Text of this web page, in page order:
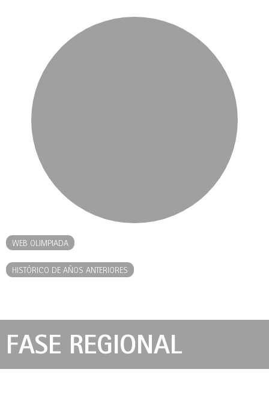
WEB OLIMPIADA
HISTÓRICO DE AÑOS ANTERIORES
FASE REGIONAL